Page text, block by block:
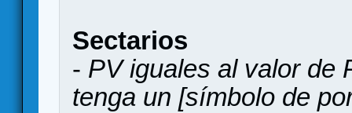
Sectarios
- PV iguales al valor de
tenga un [símbolo de